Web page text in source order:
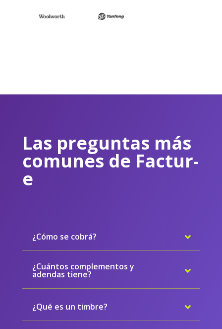
Las preguntas más
comunes de Factur-
e
¿Cómo se cobrá?
¿Cuántos complementos y
adendas tiene?
¿Qué es un timbre?